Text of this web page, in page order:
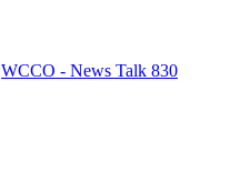
WCCO - News Talk 830